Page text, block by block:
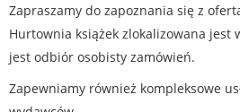
Zapraszamy do zapoznania się z
Hurtownia książek zlokalizowana jest
jest odbiór osobisty zamówień.
Zapewniamy również kompleksowe